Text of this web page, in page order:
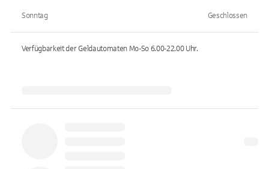
Sonntag Geschlossen
Verfügbarkeit der Geldautomaten Mo-So 6.00-22.00Uhr.